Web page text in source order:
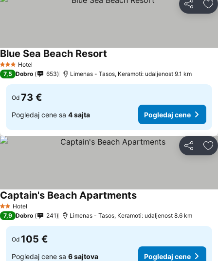
Deli
3 Zvezdice
Hotel
Blue Sea Beach Resort
7,5 Dobro 653 Limenas - Tasos, Keramoti: udaljenost 9.1 km
Od 73 €
Pogledaj cene sa 4 sajta Pogledaj cene
Deli
2 Zvezdice
Hotel
Captain's Beach ApartmentsPogledaj cene
7,9 Dobro 241 Limenas - Tasos, Keramoti: udaljenost 8.6 km
Od 105 €
Pogledaj cene sa 6 sajtova Pogledaj cene